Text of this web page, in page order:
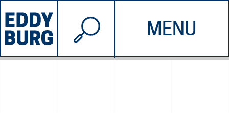
MENU
INIZIATIVE CHI SIAMO
© 2026 EDDYBURG